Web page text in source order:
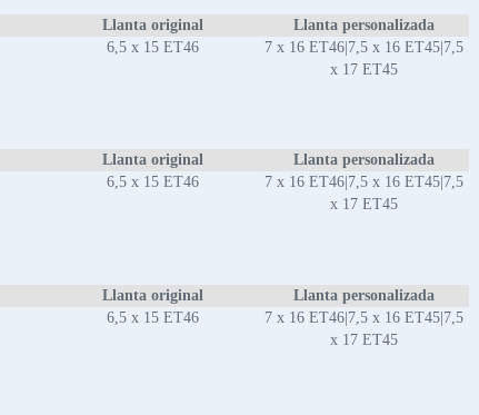
Llanta original
Llanta personalizada
6,5 x 15 ET46
7 x 16 ET46|7,5 x 16 ET45|7,5
x 17 ET45
Llanta original
Llanta personalizada
6,5 x 15 ET46
7 x 16 ET46|7,5 x 16 ET45|7,5
x 17 ET45
Llanta original
Llanta personalizada
6,5 x 15 ET46
7 x 16 ET46|7,5 x 16 ET45|7,5
x 17 ET45